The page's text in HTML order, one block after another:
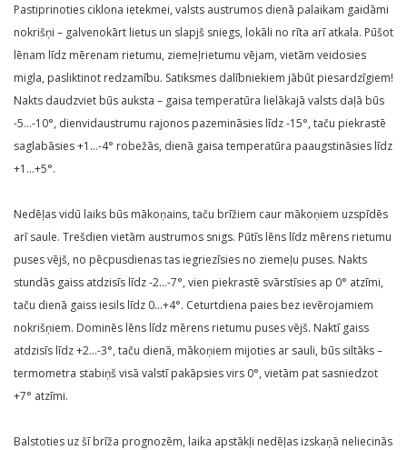
Pastiprinoties ciklona ietekmei, valsts austrumos dienā palaikam gaidāmi
nokrišņi – galvenokārt lietus un slapjš sniegs, lokāli no rīta arī atkala. Pūšot
lēnam līdz mērenam rietumu, ziemeļrietumu vējam, vietām veidosies
migla, pasliktinot redzamību. Satiksmes dalībniekiem jābūt piesardzīgiem!
Nakts daudzviet būs auksta – gaisa temperatūra lielākajā valsts daļā būs
-5…-10°, dienvidaustrumu rajonos pazemināsies līdz -15°, taču piekrastē
saglabāsies +1…-4° robežās, dienā gaisa temperatūra paaugstināsies līdz
+1…+5°.
Nedēļas vidū laiks būs mākoņains, taču brīžiem caur mākoņiem uzspīdēs
arī saule. Trešdien vietām austrumos snigs. Pūtīs lēns līdz mērens rietumu
puses vējš, no pēcpusdienas tas iegriezīsies no ziemeļu puses. Nakts
stundās gaiss atdzisīs līdz -2…-7°, vien piekrastē svārstīsies ap 0° atzīmi,
taču dienā gaiss iesils līdz 0…+4°. Ceturtdiena paies bez ievērojamiem
nokrišņiem. Dominēs lēns līdz mērens rietumu puses vējš. Naktī gaiss
atdzisīs līdz +2…-3°, taču dienā, mākoņiem mijoties ar sauli, būs siltāks –
termometra stabiņš visā valstī pakāpsies virs 0°, vietām pat sasniedzot
+7° atzīmi.
Balstoties uz šī brīža prognozēm, laika apstākļi nedēļas izskaņā neliecinās